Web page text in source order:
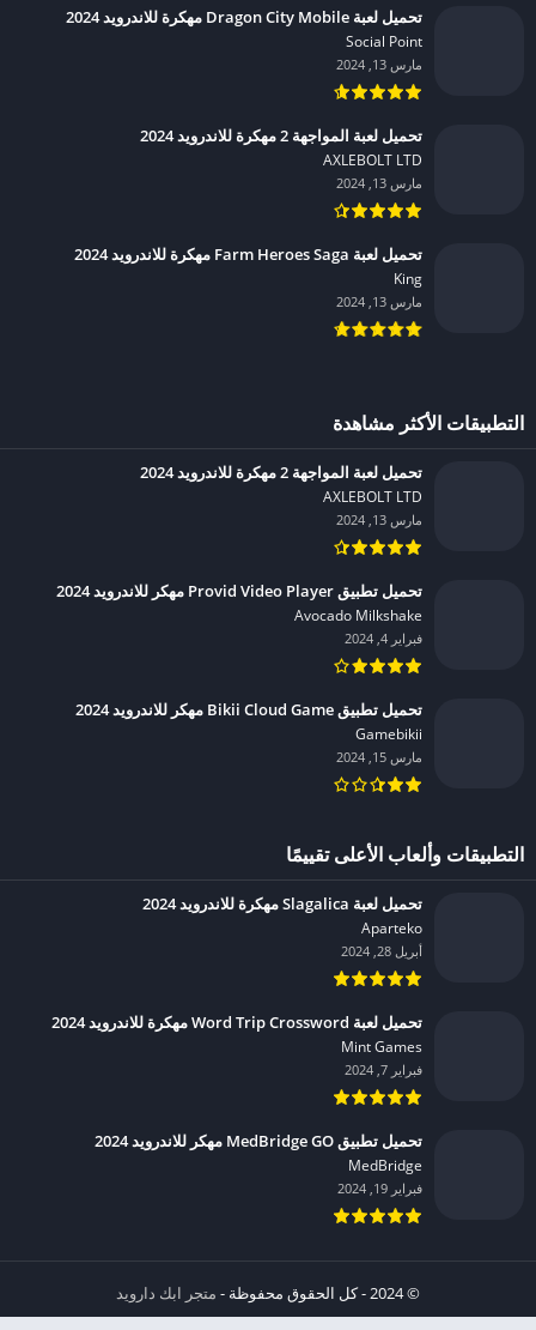
تحميل لعبة Dragon City Mobile مهكرة للاندرويد 2024
Social Point‏
مارس 13, 2024
تحميل لعبة المواجهة 2 مهكرة للاندرويد 2024
AXLEBOLT LTD‏
مارس 13, 2024
تحميل لعبة Farm Heroes Saga مهكرة للاندرويد 2024
King‏
مارس 13, 2024
التطبيقات الأكثر مشاهدة
تحميل لعبة المواجهة 2 مهكرة للاندرويد 2024
AXLEBOLT LTD‏
مارس 13, 2024
تحميل تطبيق Provid Video Player مهكر للاندرويد 2024
Avocado Milkshake‏
فبراير 4, 2024
تحميل تطبيق Bikii Cloud Game مهكر للاندرويد 2024
Gamebikii‏
مارس 15, 2024
التطبيقات وألعاب الأعلى تقييمًا
تحميل لعبة Slagalica مهكرة للاندرويد 2024
Aparteko‏
أبريل 28, 2024
تحميل لعبة Word Trip Crossword مهكرة للاندرويد 2024
Mint Games‏
فبراير 7, 2024
تحميل تطبيق MedBridge GO مهكر للاندرويد 2024
MedBridge‏
فبراير 19, 2024
© 2024 - كل الحقوق محفوظة -
متجر ابك دارويد